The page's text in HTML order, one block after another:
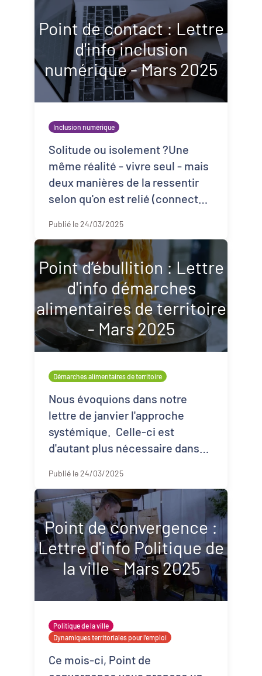
Point de contact : Lettre
d'info inclusion
numérique - Mars 2025
Inclusion numérique
Solitude ou isolement ?Une
même réalité - vivre seul - mais
deux manières de la ressentir
selon qu'on est relié (connecté
Publié le 24/03/2025
Point d’ébullition : Lettre
d'info démarches
alimentaires de territoire
- Mars 2025
Démarches alimentaires de territoire
Nous évoquions dans notre
lettre de janvier l'approche
systémique. Celle-ci est
d'autant plus nécessaire dans
multiples : alimentaire,
Publié le 24/03/2025
Point de convergence :
Lettre d'info Politique de
la ville - Mars 2025
Politique de la ville
Dynamiques territoriales pour l’emploi
Ce mois-ci, Point de